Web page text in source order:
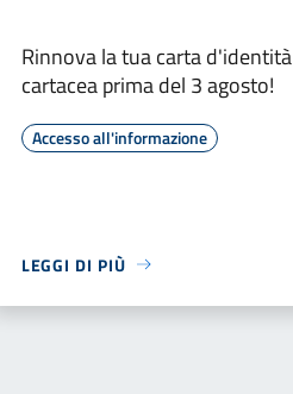
Rinnova la tua carta d'identità
cartacea prima del 3 agosto!
Accesso all'informazione
LEGGI DI PIÙ